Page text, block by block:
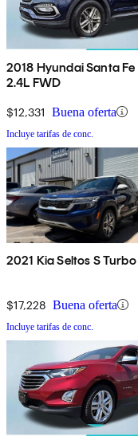
2018 Hyundai Santa
2.4L FWD
$12,331 Buena oferta
Incluye tarifas de conc.
2021 Kia Seltos S
$17,228 Buena oferta
Incluye tarifas de conc.